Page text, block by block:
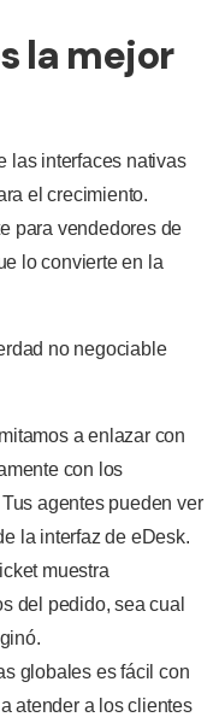
la mejor
las interfaces nativas
el crecimiento.
para vendedores de
lo convierte en la
no negociable
a enlazar con
con los
agentes pueden ver
la interfaz de eDesk.
muestra
del pedido, sea cual
globales es fácil con
atender a los clientes